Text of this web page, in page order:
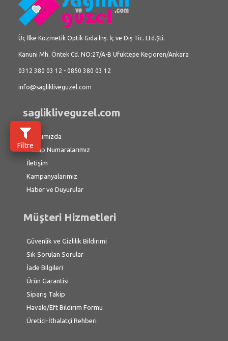
Filtre
Üç İlke Kozmetik Optik Gıda İnş. İç ve Dış Tic. Ltd.Şti.
Kanuni Mh. Öntek Cd. NO:27/A-B Ufuktepe Keçiören/Ankara
0312 380 03 12 - 0850 380 03 12
info@saglikliveguzel.com
saglikliveguzel.com
Hakkımızda
Hesap Numaralarımız
İletişim
Kampanyalarımız
Haber ve Duyurular
Müşteri Hizmetleri
Güvenlik ve Gizlilik Bildirimi
Sık Sorulan Sorular
İade Bilgileri
Ürün Garantisi
Sipariş Takip
Havale/Eft Bildirim Formu
Üretici-İthalatçi Rehberi